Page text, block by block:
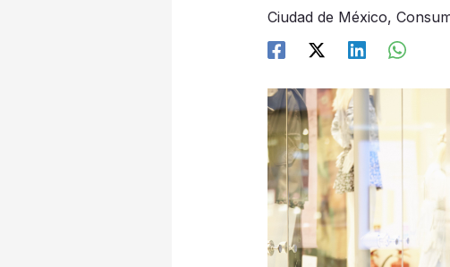
Ciudad de México,